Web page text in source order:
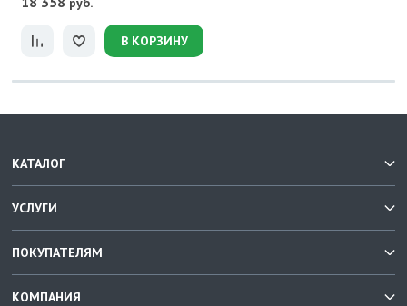
В КОРЗИНУ
КАТАЛОГ
УСЛУГИ
ПОКУПАТЕЛЯМ
КОМПАНИЯ